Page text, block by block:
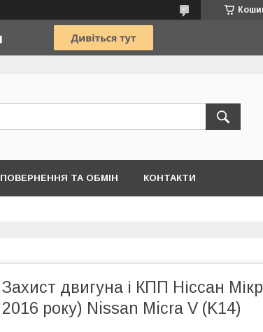
ПОВЕРНЕННЯ ТА ОБМІН КОНТАКТИ
Захист двигуна і КПП Ніссан
2016 року) Nissan Micra V (K14)